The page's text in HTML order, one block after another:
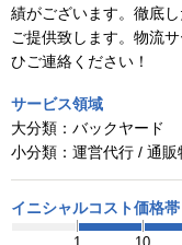
績がございます。徹底
ご提供致します。物流
ひご連絡ください！
サービス領域
大分類： バックヤード
小分類： 運営代行 / 通
イニシャルコスト価格帯